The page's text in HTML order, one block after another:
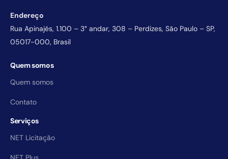
Endereço
Rua Apinajés, 1.100 – 3° andar, 308 – Perdizes, São Paulo – SP,
05017-000, Brasil
Quem somos
Quem somos
Contato
Serviços
NET Licitação